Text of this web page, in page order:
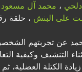
دلحي ، محمد آل مسعود
على البنش ، حلقة رقم
عن تجربتهم
التنشيف وكيفية
الكتلة العضلية،